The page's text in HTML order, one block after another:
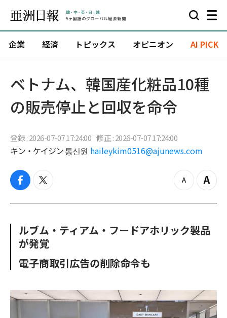
企業 経済 トピックス オピニオン AI PICK
ベトナム、韓国産化粧品10種
の販売停止と回収を命令
登録 : 2026-07-07 17:24:00 修正 : 2026-07-07 17:24:00
キン・ケイジン 통신원 haileykim0516@ajunews.com
f
c
o
o
t
i
e
r
z
o
u
Z
o
n
ルブム・ティアム・フードアホリック製品
が発覚
電子商取引広告の削除命令も